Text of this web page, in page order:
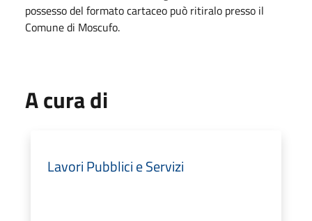
possesso del formato cartaceo può ritiralo presso il
Comune di Moscufo.
A cura di
Lavori Pubblici e Servizi